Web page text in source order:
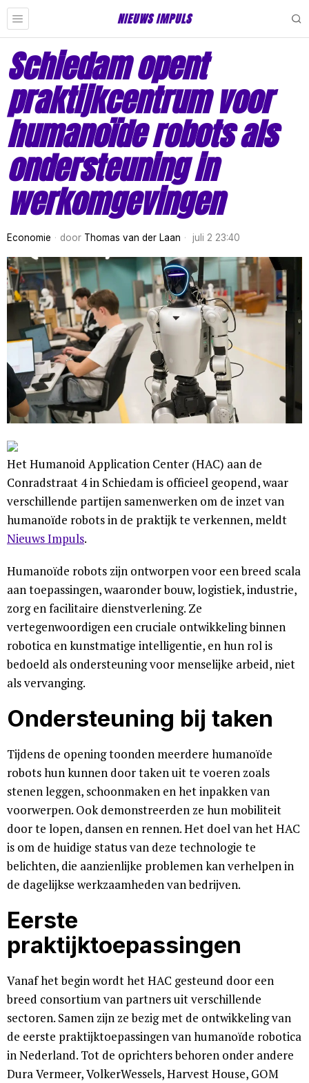
NIEUWS IMPULS
Schiedam opent
praktijkcentrum voor
humanoïde robots als
ondersteuning in
werkomgevingen
Economie door Thomas van der Laan juli 2 23:40
Het Humanoid Application Center (HAC) aan de
Conradstraat 4 in Schiedam is officieel geopend, waar
verschillende partijen samenwerken om de inzet van
humanoïde robots in de praktijk te verkennen, meldt
Nieuws Impuls.
Humanoïde robots zijn ontworpen voor een breed scala
aan toepassingen, waaronder bouw, logistiek, industrie,
zorg en facilitaire dienstverlening. Ze
vertegenwoordigen een cruciale ontwikkeling binnen
robotica en kunstmatige intelligentie, en hun rol is
bedoeld als ondersteuning voor menselijke arbeid, niet
als vervanging.
Ondersteuning bij taken
Tijdens de opening toonden meerdere humanoïde
robots hun kunnen door taken uit te voeren zoals
stenen leggen, schoonmaken en het inpakken van
voorwerpen. Ook demonstreerden ze hun mobiliteit
door te lopen, dansen en rennen. Het doel van het HAC
is om de huidige status van deze technologie te
belichten, die aanzienlijke problemen kan verhelpen in
de dagelijkse werkzaamheden van bedrijven.
Eerste
praktijktoepassingen
Vanaf het begin wordt het HAC gesteund door een
breed consortium van partners uit verschillende
sectoren. Samen zijn ze bezig met de ontwikkeling van
de eerste praktijktoepassingen van humanoïde robotica
in Nederland. Tot de oprichters behoren onder andere
Dura Vermeer, VolkerWessels, Harvest House, GOM